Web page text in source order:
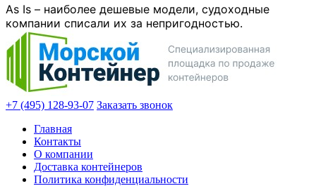
As Is – наиболее дешевые модели, судоходные
компании списали их за непригодностью.
+7 (495) 128-93-07 Заказать звонок
Главная
Контакты
О компании
Доставка контейнеров
Политика конфиденциальности